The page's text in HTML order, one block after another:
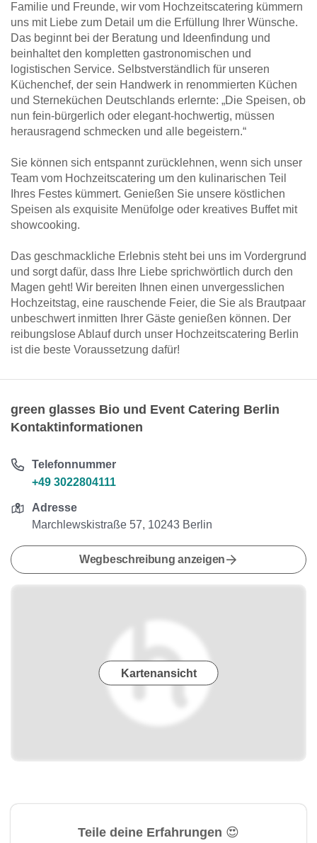
Familie und Freunde, wir vom Hochzeitscatering kümmern
uns mit Liebe zum Detail um die Erfüllung Ihrer Wünsche.
Das beginnt bei der Beratung und Ideenfindung und
beinhaltet den kompletten gastronomischen und
logistischen Service. Selbstverständlich für unseren
Küchenchef, der sein Handwerk in renommierten Küchen
und Sterneküchen Deutschlands erlernte: „Die Speisen, ob
nun fein-bürgerlich oder elegant-hochwertig, müssen
herausragend schmecken und alle begeistern.“
Sie können sich entspannt zurücklehnen, wenn sich unser
Team vom Hochzeitscatering um den kulinarischen Teil
Ihres Festes kümmert. Genießen Sie unsere köstlichen
Speisen als exquisite Menüfolge oder kreatives Buffet mit
showcooking.
Das geschmackliche Erlebnis steht bei uns im Vordergrund
und sorgt dafür, dass Ihre Liebe sprichwörtlich durch den
Magen geht! Wir bereiten Ihnen einen unvergesslichen
Hochzeitstag, eine rauschende Feier, die Sie als Brautpaar
unbeschwert inmitten Ihrer Gäste genießen können. Der
reibungslose Ablauf durch unser Hochzeitscatering Berlin
ist die beste Voraussetzung dafür!
green glasses Bio und Event Catering Berlin
Kontaktinformationen
Telefonnummer
+49 3022804111
Adresse
Marchlewskistraße 57, 10243 Berlin
Wegbeschreibung anzeigen
Kartenansicht
Teile deine Erfahrungen 😍